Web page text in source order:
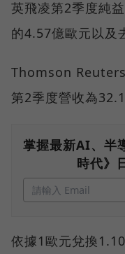
英飛凌第2季度純
的4.57億歐元以及
Thomson
第2季度營收為32.1
掌握最新AI、半
時代》
依據1歐元兌換